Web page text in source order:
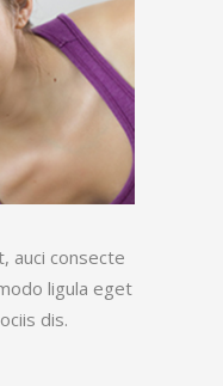
auci consecte
ligula eget
dis.